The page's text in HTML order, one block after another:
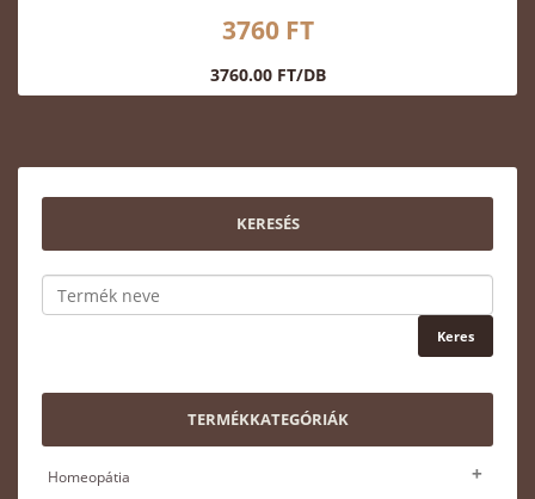
3760 FT
3760.00 FT/DB
KERESÉS
TERMÉKKATEGÓRIÁK
Homeopátia